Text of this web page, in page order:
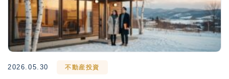
2026.05.30 不動産投資